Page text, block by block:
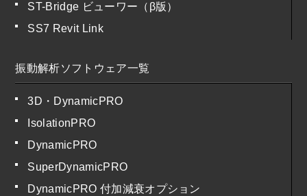
ST-Bridge ビューワー（β版）
SS7 Revit Link
振動解析ソフトウェア一覧
3D・DynamicPRO
IsolationPRO
DynamicPRO
SuperDynamicPRO
DynamicPRO 付加減衰オプション